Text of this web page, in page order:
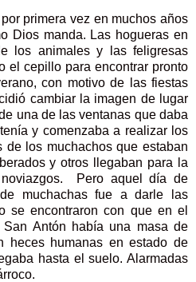
primera vez en muchos años
Dios manda. Las hogueras en
los animales y las feligresas
el cepillo para encontrar pronto
con motivo de las fiestas
cambiar la imagen de lugar
una de las ventanas que daba
y comenzaba a realizar los
de los muchachos que estaban
y otros llegaban para la
Pero aquel día de
muchachas fue a darle las
se encontraron con que en el
San Antón había una masa de
heces humanas en estado de
hasta el suelo. Alarmadas